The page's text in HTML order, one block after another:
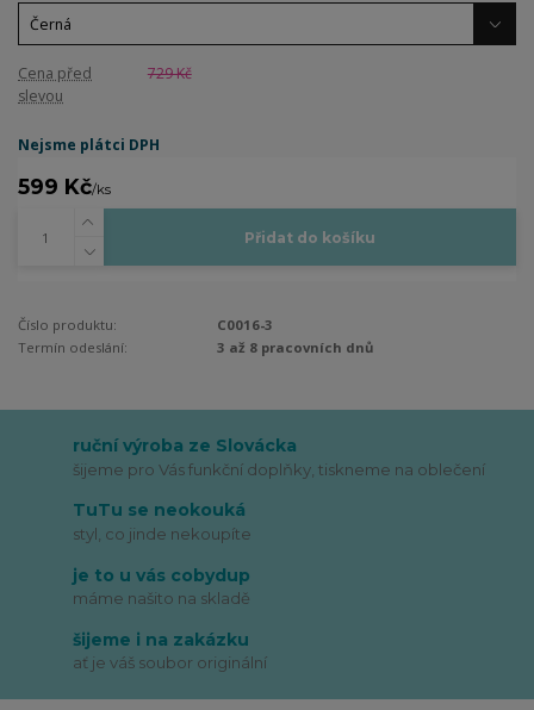
Cena před
slevou
729 Kč
Nejsme plátci DPH
599 Kč/ks
Přidat do košíku
Číslo produktu:
C0016-3
Termín odeslání:
3 až 8 pracovních dnů
ruční výroba ze Slovácka
šijeme pro Vás funkční doplňky, tiskneme na oblečení
TuTu se neokouká
styl, co jinde nekoupíte
je to u vás cobydup
máme našito na skladě
šijeme i na zakázku
ať je váš soubor originální